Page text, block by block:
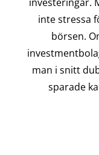
inte stressa
börsen.
man i snitt
sparade